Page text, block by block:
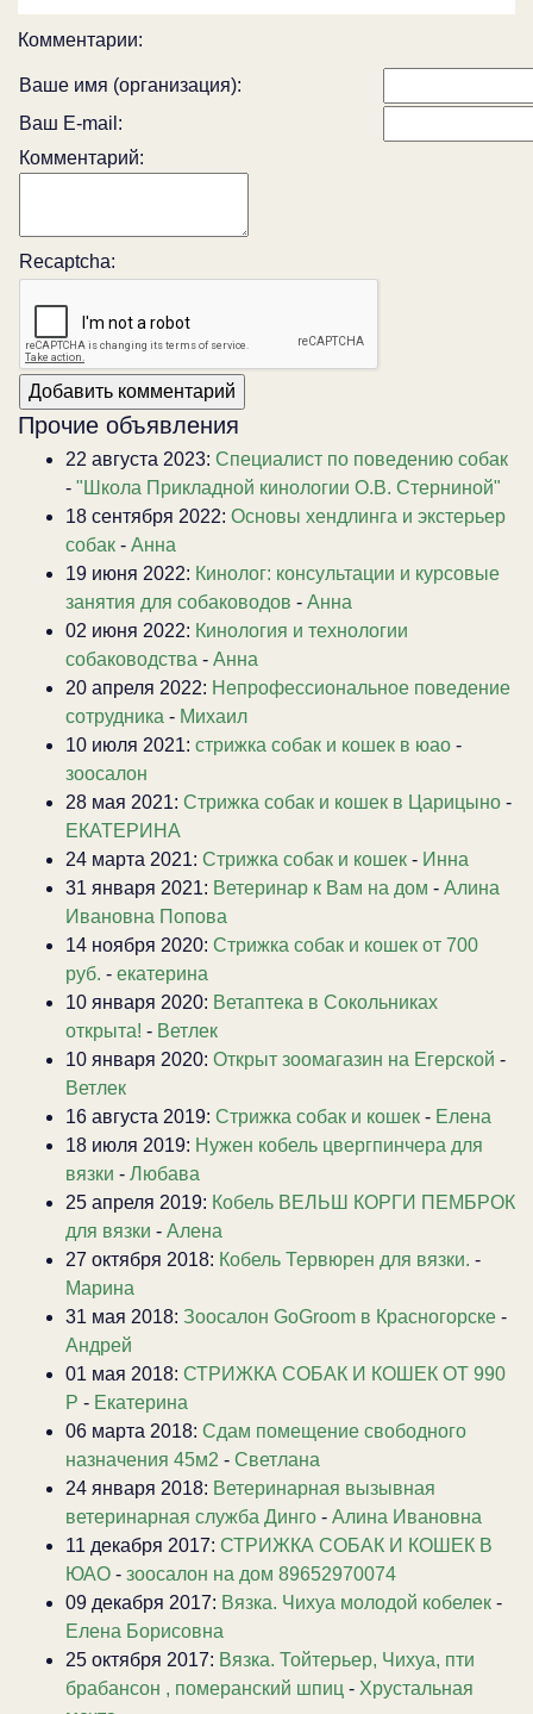
Комментарии:
Ваше имя (организация):
Ваш E-mail:
Комментарий:
Recaptcha:
Прочие объявления
22 августа 2023: Специалист по поведению собак
- "Школа Прикладной кинологии О.В. Стерниной"
18 сентября 2022: Основы хендлинга и экстерьер
собак - Анна
19 июня 2022: Кинолог: консультации и курсовые
занятия для собаководов - Анна
02 июня 2022: Кинология и технологии
собаководства - Анна
20 апреля 2022: Непрофессиональное поведение
сотрудника - Михаил
10 июля 2021: стрижка собак и кошек в юао -
зоосалон
28 мая 2021: Стрижка собак и кошек в Царицыно -
ЕКАТЕРИНА
24 марта 2021: Стрижка собак и кошек - Инна
31 января 2021: Ветеринар к Вам на дом - Алина
Ивановна Попова
14 ноября 2020: Стрижка собак и кошек от 700
руб. - екатерина
10 января 2020: Ветаптека в Сокольниках
открыта! - Ветлек
10 января 2020: Открыт зоомагазин на Егерской -
Ветлек
16 августа 2019: Стрижка собак и кошек - Елена
18 июля 2019: Нужен кобель цвергпинчера для
вязки - Любава
25 апреля 2019: Кобель ВЕЛЬШ КОРГИ ПЕМБРОК
для вязки - Алена
27 октября 2018: Кобель Тервюрен для вязки. -
Марина
31 мая 2018: Зоосалон GoGroom в Красногорске -
Андрей
01 мая 2018: СТРИЖКА СОБАК И КОШЕК ОТ 990
Р - Екатерина
06 марта 2018: Сдам помещение свободного
назначения 45м2 - Светлана
24 января 2018: Ветеринарная вызывная
ветеринарная служба Динго - Алина Ивановна
11 декабря 2017: СТРИЖКА СОБАК И КОШЕК В
ЮАО - зоосалон на дом 89652970074
09 декабря 2017: Вязка. Чихуа молодой кобелек -
Елена Борисовна
25 октября 2017: Вязка. Тойтерьер, Чихуа, пти
брабансон , померанский шпиц - Хрустальная